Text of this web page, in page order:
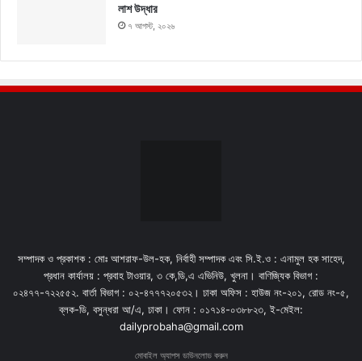
লাশ উদ্ধার
৭ আগস্ট, ২০২৬
সম্পাদক ও প্রকাশক : মোঃ আশরাফ-উল-হক, নির্বাহী সম্পাদক এবং সি.ই.ও : এনামুল হক সাহেদ,
প্রধান কার্যালয় : প্রবাহ টাওয়ার, ৩ কে,ডি,এ এভিনিউ, খুলনা। বাণিজ্যিক বিভাগ :
০২৪৭৭-৭২২৫৫২. বার্তা বিভাগ : ০২-৪৭৭৭২০৫৩২। ঢাকা অফিস : হাউজ নং-২০১, রোড নং-৫,
ব্লক-ডি, বসুন্ধরা আ/এ, ঢাকা। ফোন : ০১৭১৪-০৩৮৮২৩, ই-মেইল:
dailyprobaha@gmail.com
মোবাইল অ্যাপস ডাউনলোড করুন